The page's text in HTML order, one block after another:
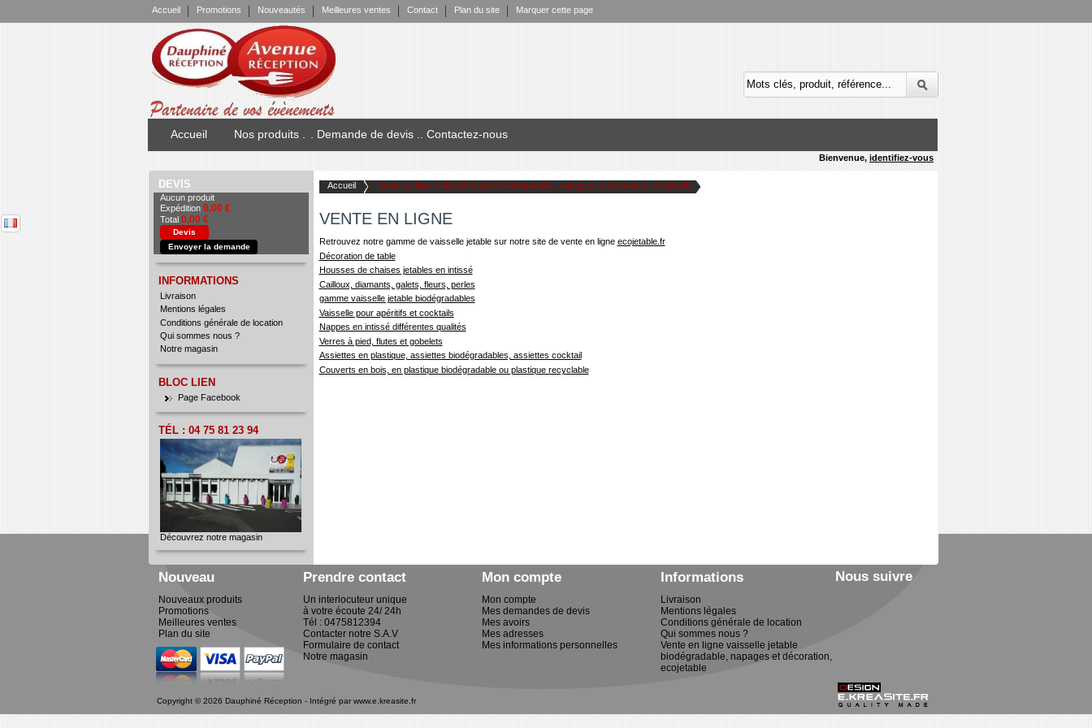
Accueil Promotions Nouveautés Meilleures ventes Contact Plan du site Marquer cette page
Bienvenue, identifiez-vous
Accueil Nos produits . . Demande de devis . . Contactez-nous
DEVIS
Aucun produit
Expédition 0,00 €
Total 0,00 €
Devis
Envoyer la demande
INFORMATIONS
Livraison
Mentions légales
Conditions générale de location
Qui sommes nous ?
Notre magasin
BLOC LIEN
Page Facebook
TÉL : 04 75 81 23 94
Découvrez notre magasin
Accueil Vente en ligne vaisselle jetable biodégradable, napages et décoration, ecojetable
VENTE EN LIGNE
Retrouvez notre gamme de vaisselle jetable sur notre site de vente en ligne ecojetable.fr
Décoration de table
Housses de chaises jetables en intissé
Cailloux, diamants, galets, fleurs, perles
gamme vaisselle jetable biodégradables
Vaisselle pour apéritifs et cocktails
Nappes en intissé différentes qualités
Verres à pied, flutes et gobelets
Assiettes en plastique, assiettes biodégradables, assiettes cocktail
Couverts en bois, en plastique biodégradable ou plastique recyclable
Nouveau
Nouveaux produits
Promotions
Meilleures ventes
Plan du site
Copyright © 2026 Dauphiné Réception - Intégré par www.e.kreasite.fr
Prendre contact
Un interlocuteur unique
à votre écoute 24/ 24h
Tél : 0475812394
Contacter notre S.A.V
Formulaire de contact
Notre magasin
Mon compte
Mon compte
Mes demandes de devis
Mes avoirs
Mes adresses
Mes informations personnelles
Informations
Livraison
Mentions légales
Conditions générale de location
Qui sommes nous ?
Vente en ligne vaisselle jetable
biodégradable, napages et décoration,
ecojetable
Nous suivre